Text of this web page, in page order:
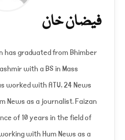
فیضان خان
has graduated from Bhimber
with a BS in Mass
worked with ATV, 24 News
News as a journalist. Faizan
of 10 years in the field of
with Hum News as a